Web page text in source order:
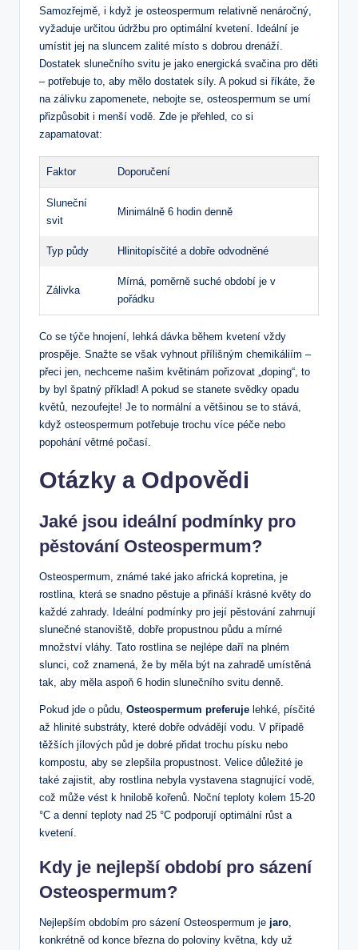
Samozřejmě, i když je osteospermum relativně nenáročný,
vyžaduje určitou údržbu pro optimální kvetení. Ideální je
umístit jej na sluncem zalité místo s dobrou drenáží.
Dostatek slunečního svitu je jako energická svačina pro děti
– potřebuje to, aby mělo dostatek síly. A pokud si říkáte, že
na zálivku zapomenete, nebojte se, osteospermum se umí
přizpůsobit i menší vodě. Zde je přehled, co si
zapamatovat:
Faktor Doporučení
Sluneční
svit
Minimálně 6 hodin denně
Typ půdy Hlinitopísčité a dobře odvodněné
Zálivka
Mírná, poměrně suché období je v
pořádku
Co se týče hnojení, lehká dávka během kvetení vždy
prospěje. Snažte se však vyhnout přílišným chemikáliím –
přeci jen, nechceme našim květinám pořizovat „doping“, to
by byl špatný příklad! A pokud se stanete svědky opadu
květů, nezoufejte! Je to normální a většinou se to stává,
když osteospermum potřebuje trochu více péče nebo
popohání větrné počasí.
Otázky a Odpovědi
Jaké jsou ideální podmínky pro
pěstování Osteospermum?
Osteospermum, známé také jako africká kopretina, je
rostlina, která se snadno pěstuje a přináší krásné květy do
každé zahrady. Ideální podmínky pro její pěstování zahrnují
slunečné stanoviště, dobře propustnou půdu a mírné
množství vláhy. Tato rostlina se nejlépe daří na plném
slunci, což znamená, že by měla být na zahradě umístěná
tak, aby měla aspoň 6 hodin slunečního svitu denně.
Pokud jde o půdu, Osteospermum preferuje lehké, písčité
až hlinité substráty, které dobře odvádějí vodu. V případě
těžších jílových půd je dobré přidat trochu písku nebo
kompostu, aby se zlepšila propustnost. Velice důležité je
také zajistit, aby rostlina nebyla vystavena stagnující vodě,
což může vést k hnilobě kořenů. Noční teploty kolem 15-20
°C a denní teploty nad 25 °C podporují optimální růst a
kvetení.
Kdy je nejlepší období pro sázení
Osteospermum?
Nejlepším obdobím pro sázení Osteospermum je jaro
konkrétně od konce března do poloviny května, kdy už